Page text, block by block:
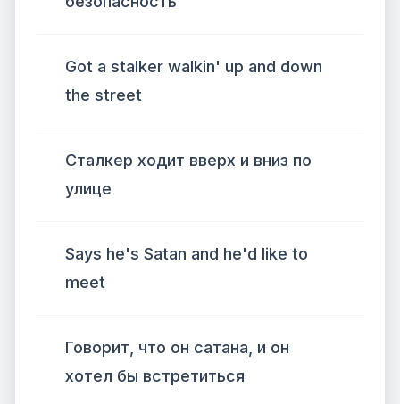
Got a stalker walkin' up and down
the street
Сталкер ходит вверх и вниз по
улице
Says he's Satan and he'd like to
meet
Говорит, что он сатана, и он
хотел бы встретиться